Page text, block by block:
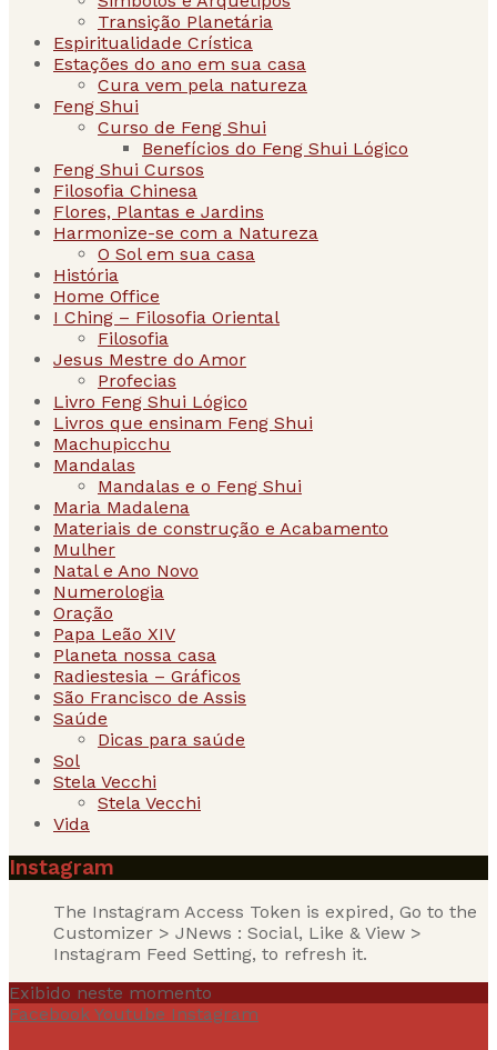
Transição Planetária
Espiritualidade Crística
Estações do ano em sua casa
Cura vem pela natureza
Feng Shui
Curso de Feng Shui
Benefícios do Feng Shui Lógico
Feng Shui Cursos
Filosofia Chinesa
Flores, Plantas e Jardins
Harmonize-se com a Natureza
O Sol em sua casa
História
Home Office
I Ching – Filosofia Oriental
Filosofia
Jesus Mestre do Amor
Profecias
Livro Feng Shui Lógico
Livros que ensinam Feng Shui
Machupicchu
Mandalas
Mandalas e o Feng Shui
Maria Madalena
Materiais de construção e Acabamento
Mulher
Natal e Ano Novo
Numerologia
Oração
Papa Leão XIV
Planeta nossa casa
Radiestesia – Gráficos
São Francisco de Assis
Saúde
Dicas para saúde
Sol
Stela Vecchi
Stela Vecchi
Vida
Instagram
The Instagram Access Token is expired, Go to the
Customizer > JNews : Social, Like & View >
Instagram Feed Setting, to refresh it.
Exibido neste momento
Facebook Youtube Instagram